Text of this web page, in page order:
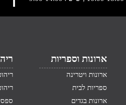
ארונות וספריות
ארונות ויטרינה
ספריות לבית
ארונות בגדים